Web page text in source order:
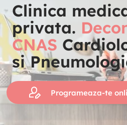
Clinica
privata.
CNAS
si
Programeaza-te